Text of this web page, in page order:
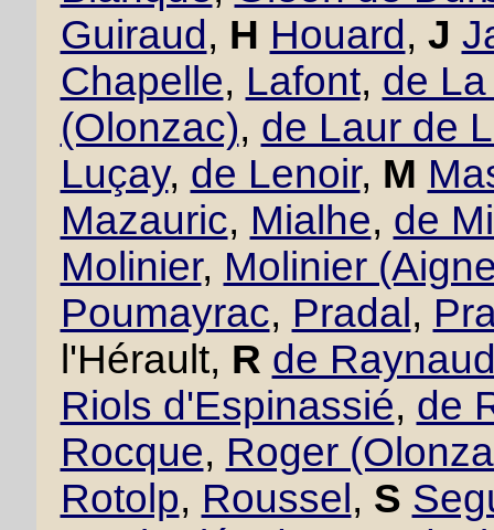
Guiraud , H Houard , J
Chapelle, Lafont, de
(Olonzac), de Laur de
Luçay, de Lenoir, M
Mazauric, Mialhe, de
Molinier, Molinier
Poumayrac, Pradal ,
l'Hérault, R de
Riols d'Espinassié, de
Rocque, Roger
Rotolp, Roussel , S